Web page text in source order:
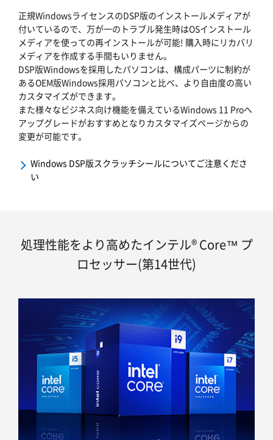
正規WindowsライセンスのDSP版のインストールメディアが
付いているので、万が一のトラブル発生時はOSインストール
メディアを使っての再インストールが可能! 購入時にリカバリ
メディアを作成する手間もいりません。
DSP版Windowsを採用したパソコンは、構成パーツに制約が
あるOEM版Windows採用パソコンと比べ、より自由度の高い
カスタマイズができます。
また様々なビジネス向け機能を備えているWindows 11 Proへ
アップグレードがおすすめとなりカスタマイズページからの
変更が可能です。
Windows DSP版スクラッチシールについてご注意くださ
い
処理性能をより高めたインテル® Core™ プ
ロセッサー(第14世代)